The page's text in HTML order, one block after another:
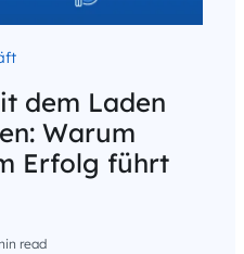
dem Laden
Warum
Erfolg führt
read